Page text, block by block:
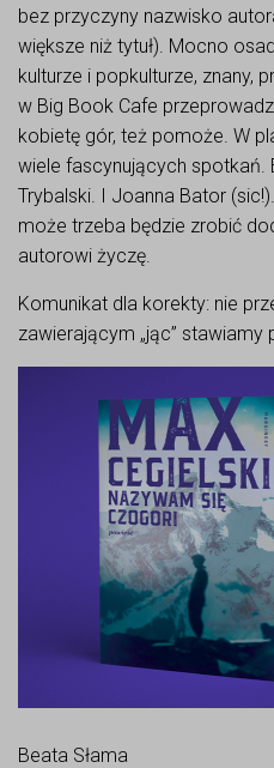
bez przyczyny nazwisko
większe niż tytuł). Mocno
kulturze i popkulturze, znany,
w Big Book Cafe
kobietę gór, też pomoże. W
wiele fascynujących spotkań.
Trybalski. I Joanna Bator
może trzeba będzie zrobić
autorowi życzę.
Komunikat dla korekty: nie
zawierającym „jąc”
Beata Słama